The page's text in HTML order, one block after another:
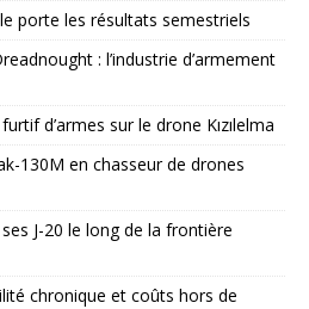
porte les résultats semestriels
: l’industrie d’armement
d’armes sur le drone Kızılelma
130M en chasseur de drones
J-20 le long de la frontière
chronique et coûts hors de